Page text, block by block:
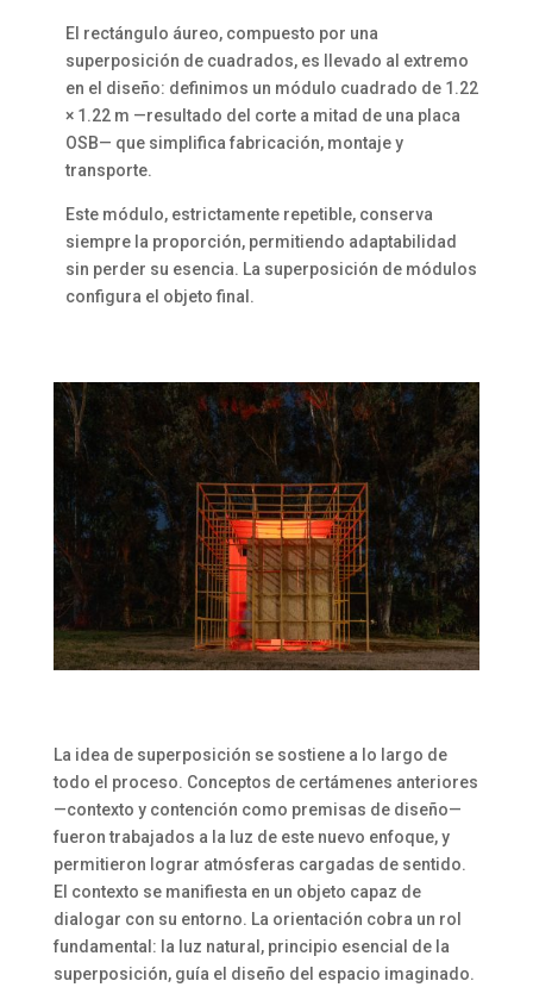
El rectángulo áureo, compuesto por una
superposición de cuadrados, es llevado al extremo
en el diseño: definimos un módulo cuadrado de 1.22
× 1.22 m —resultado del corte a mitad de una placa
OSB— que simplifica fabricación, montaje y
transporte.
Este módulo, estrictamente repetible, conserva
siempre la proporción, permitiendo adaptabilidad
sin perder su esencia. La superposición de módulos
configura el objeto final.
La idea de superposición se sostiene a lo largo de
todo el proceso. Conceptos de certámenes anteriores
—contexto y contención como premisas de diseño—
fueron trabajados a la luz de este nuevo enfoque, y
permitieron lograr atmósferas cargadas de sentido.
El contexto se manifiesta en un objeto capaz de
dialogar con su entorno. La orientación cobra un rol
fundamental: la luz natural, principio esencial de la
superposición, guía el diseño del espacio imaginado.